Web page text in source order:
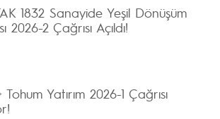
1832 Sanayide Yeşil Dönüşüm
2026-2 Çağrısı Açıldı!
Tohum Yatırım 2026-1 Çağrısı